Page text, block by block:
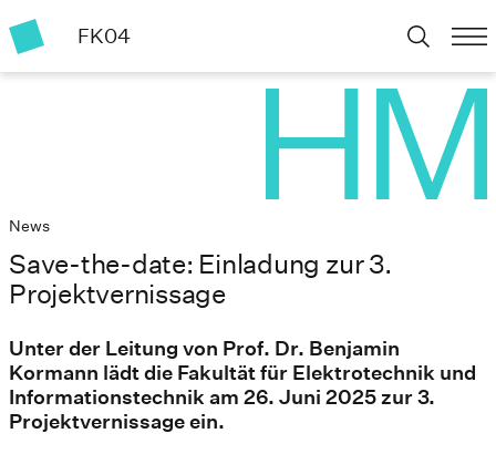
FK04
News
Save-the-date: Einladung zur 3.
Projektvernissage
Unter der Leitung von Prof. Dr. Benjamin
Kormann lädt die Fakultät für Elektrotechnik und
Informationstechnik am 26. Juni 2025 zur 3.
Projektvernissage ein.